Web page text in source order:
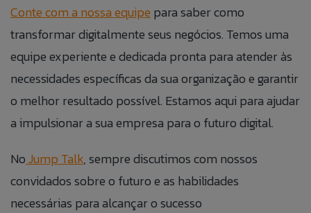
Conte com a nossa equipe para saber como
transformar digitalmente seus negócios. Temos uma
equipe experiente e dedicada pronta para atender às
necessidades específicas da sua organização e garantir
o melhor resultado possível. Estamos aqui para ajudar
a impulsionar a sua empresa para o futuro digital.
NoJump Talk, sempre discutimos com nossos
convidados sobre o futuro e as habilidades
necessárias para alcançar o sucesso